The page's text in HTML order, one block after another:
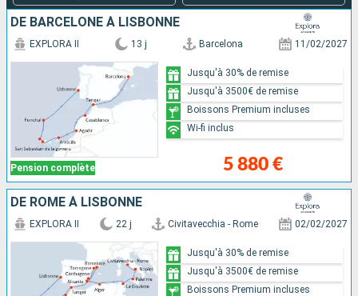
DE BARCELONE À LISBONNE
Pension complète
EXPLORA II 13 j Barcelona 11/02/2027
5 880 €
Jusqu'à 30% de remise
Jusqu'à 3500€ de remise
Boissons Premium incluses
Wi-fi inclus
DE ROME À LISBONNE
EXPLORA II 22 j Civitavecchia - Rome 02/02/2027
Jusqu'à 30% de remise
Jusqu'à 3500€ de remise
Boissons Premium incluses